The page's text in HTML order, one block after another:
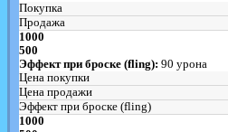
Покупка
Продажа
1000
500
Эффект при броске (fling): 90 урона
Цена покупки
Цена продажи
Эффект при броске (fling)
1000